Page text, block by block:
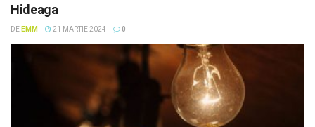
Hideaga
DE EMM 21 MARTIE 2024 0